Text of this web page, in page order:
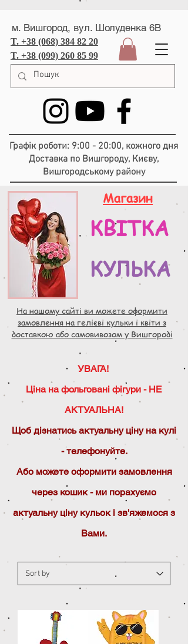
м. Вишгород, вул. Шолуденка 6В
T. +38 (068) 384 82 20
T. +38 (099) 260 85 99
Графік роботи: 9:00 - 20:00, кожного дня
Доставка по Вишгороду, Києву,
Вишгородському району
Магазин
КВІТКА
КУЛЬКА
На нашому сайті ви можете оформити
замовлення на гелієві кульки і квіти з
доставкою або самовивозом у Вишгороді
УВАГА!
Ціна на фольговані фігури - НЕ
АКТУАЛЬНА!
Щоб дізнатись актуальну ціну на кулі
- телефонуйте.
Або можете оформити замовлення
через кошик - ми порахуємо
актуальну ціну кульок і зв'яжемося з
Вами.